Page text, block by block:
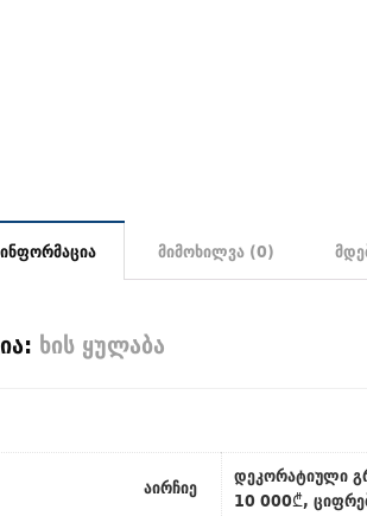
მიმოხილვა (0)
ხის ყულაბა
აირჩიე
დეკორატიული
10 000₾,